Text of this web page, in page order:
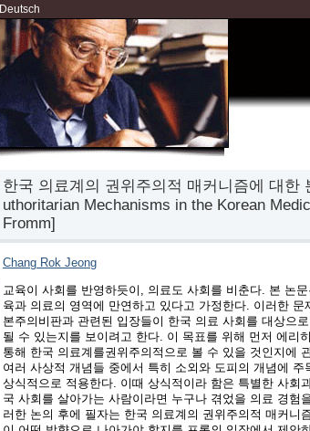
Deutsch
한국 의료계의 권위주의적 매커니즘에 대
uthoritarian Mechanisms in the Korean
Fromm]
Chang Rok Jeong
교육이 사회를 반영하듯이, 의료도 사회를 비춘다. 본 논
육과 의료의 영역에 만연하고 있다고 가정한다. 이러한
본주의비판과 관련된 입장들이 한국 의료 사회를 대상으
될 수 있는지를 보이려고 한다. 이 목표를 위해 먼저 에리
통해 한국 의료계를권위주의적으로 볼 수 있을 것인지에
여러 사상적 개념들 중에서 특히 소외와 도피의 개념에
상식적으로 적용한다. 이때 상식적이라 함은 특별한 사회
국 사회를 살아가는 사람이라면 누구나 겪었을 의료 경험
러한 논의 후에 필자는 한국 의료계의 권위주의적 매커니